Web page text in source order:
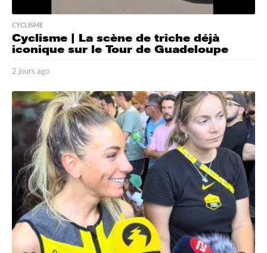
CYCLISME
Cyclisme | La scène de triche déjà
iconique sur le Tour de Guadeloupe
2 jours ago
o
u
r
s
a
g
o